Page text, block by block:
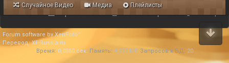
Случайное Видео Медиа Плейлисты
Обратная связь Условия и правила Помощь
Forum software by XenForo™
Перевод:XF-Russia.ru
Время: 0,0860 сек. Память: 9,223 МБ Запросов к БД: 20